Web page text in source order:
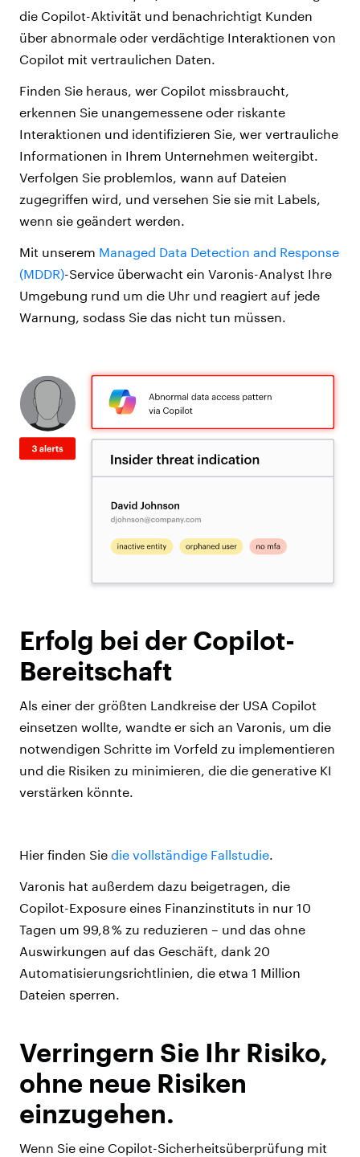
die Copilot-Aktivität und benachrichtigt Kunden
über abnormale oder verdächtige Interaktionen von
Copilot mit vertraulichen Daten.
Finden Sie heraus, wer Copilot missbraucht,
erkennen Sie unangemessene oder riskante
Interaktionen und identifizieren Sie, wer vertrauliche
Informationen in Ihrem Unternehmen weitergibt.
Verfolgen Sie problemlos, wann auf Dateien
zugegriffen wird, und versehen Sie sie mit Labels,
wenn sie geändert werden.
Mit unserem Managed Data Detection and Response
(MDDR)-Service überwacht ein Varonis-Analyst Ihre
Umgebung rund um die Uhr und reagiert auf jede
Warnung, sodass Sie das nicht tun müssen.
Erfolg bei der Copilot-
Bereitschaft
Als einer der größten Landkreise der USA Copilot
einsetzen wollte, wandte er sich an Varonis, um die
notwendigen Schritte im Vorfeld zu implementieren
und die Risiken zu minimieren, die die generative KI
verstärken könnte.
Hier finden Sie die vollständige Fallstudie.
Varonis hat außerdem dazu beigetragen, die
Copilot-Exposure eines Finanzinstituts in nur 10
Tagen um 99,8 % zu reduzieren – und das ohne
Auswirkungen auf das Geschäft, dank 20
Automatisierungsrichtlinien, die etwa 1 Million
Dateien sperren.
Verringern Sie Ihr Risiko,
ohne neue Risiken
einzugehen.
Wenn Sie eine Copilot-Sicherheitsüberprüfung mit